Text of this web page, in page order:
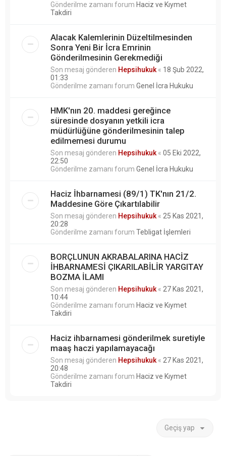
Gönderilme zamanı forum Haciz ve Kıymet
Takdiri
Alacak Kalemlerinin Düzeltilmesinden
Sonra Yeni Bir İcra Emrinin
Gönderilmesinin Gerekmediği
Son mesaj gönderen Hepsihukuk « 18 Şub 2022,
01:33
Gönderilme zamanı forum Genel İcra Hukuku
HMK'nın 20. maddesi gereğince
süresinde dosyanın yetkili icra
müdürlüğüne gönderilmesinin talep
edilmemesi durumu
Son mesaj gönderen Hepsihukuk « 05 Eki 2022,
22:50
Gönderilme zamanı forum Genel İcra Hukuku
Haciz İhbarnamesi (89/1) TK'nın 21/2.
Maddesine Göre Çıkartılabilir
Son mesaj gönderen Hepsihukuk « 25 Kas 2021,
20:28
Gönderilme zamanı forum Tebligat İşlemleri
BORÇLUNUN AKRABALARINA HACİZ
İHBARNAMESİ ÇIKARILABİLİR YARGITAY
BOZMA İLAMI
Son mesaj gönderen Hepsihukuk « 27 Kas 2021,
10:44
Gönderilme zamanı forum Haciz ve Kıymet
Takdiri
Haciz ihbarnamesi gönderilmek suretiyle
maaş haczi yapılamayacağı
Son mesaj gönderen Hepsihukuk « 27 Kas 2021,
20:48
Gönderilme zamanı forum Haciz ve Kıymet
Takdiri
Geçiş yap